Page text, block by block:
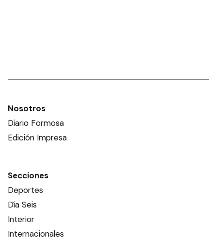
Nosotros
Diario Formosa
Edición Impresa
Secciones
Deportes
Día Seis
Interior
Internacionales